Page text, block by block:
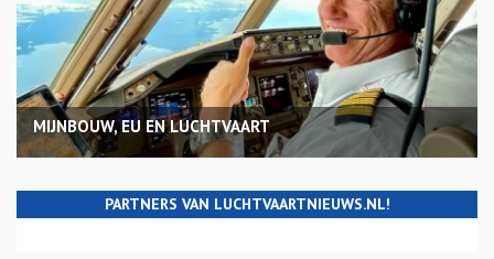
MIJNBOUW, EU EN LUCHTVAART
PARTNERS VAN LUCHTVAARTNIEUWS.NL!